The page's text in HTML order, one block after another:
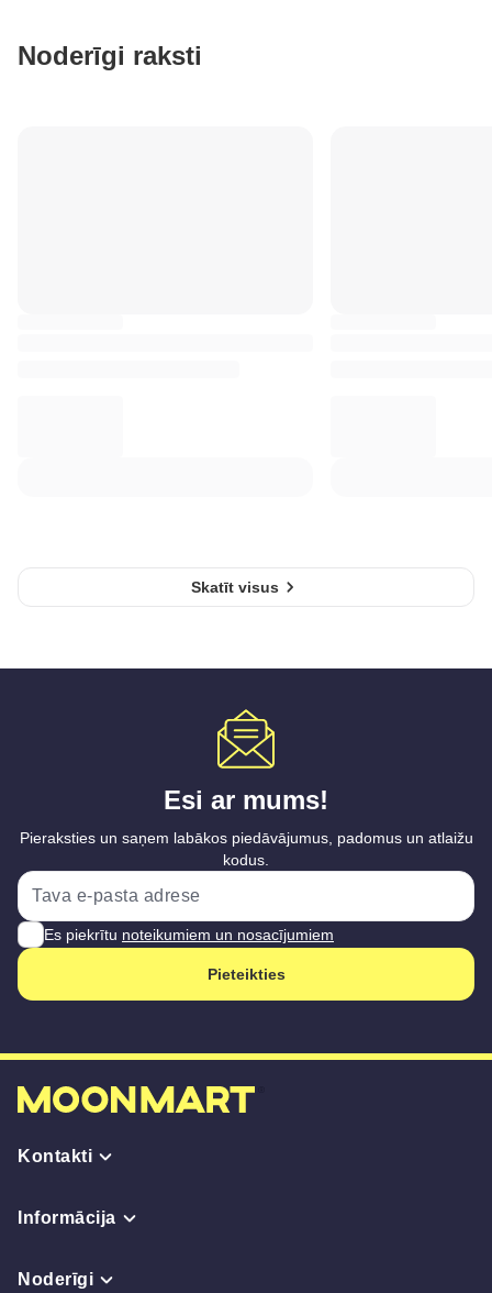
Noderīgi raksti
Skatīt visus
Esi ar mums!
Pieraksties un saņem labākos piedāvājumus, padomus un atlaižu
kodus.
Es piekrītu noteikumiem un nosacījumiem
Pieteikties
Kontakti
Informācija
Noderīgi